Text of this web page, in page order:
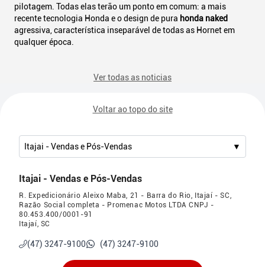
pilotagem. Todas elas terão um ponto em comum: a mais
recente tecnologia Honda e o design de pura honda naked
agressiva, característica inseparável de todas as Hornet em
qualquer época.
Ver todas as noticias
Voltar ao topo do site
Itajai - Vendas e Pós-Vendas ▼
Itajai - Vendas e Pós-Vendas
R. Expedicionário Aleixo Maba, 21 - Barra do Rio, Itajaí - SC,
Razão Social completa - Promenac Motos LTDA CNPJ -
80.453.400/0001-91
Itajaí, SC
(47) 3247-9100 (47) 3247-9100